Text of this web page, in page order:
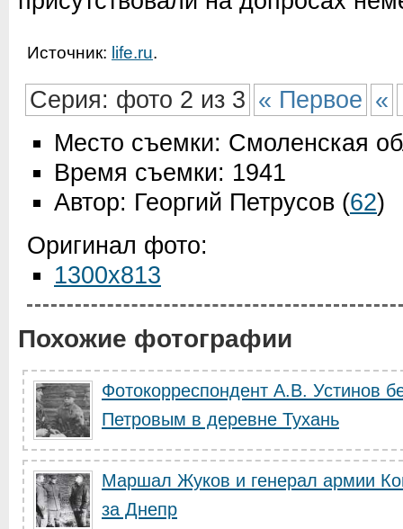
Источник: life.ru.
Серия: фото 2 из 3 « Первое «
Место съемки: Смоленская
Время съемки: 1941
Автор: Георгий Петрусов (62)
Оригинал фото:
1300x813
Похожие фотографии
Фотокорреспондент А.В. Устинов
Петровым в деревне Тухань
Маршал Жуков и генерал армии
за Днепр